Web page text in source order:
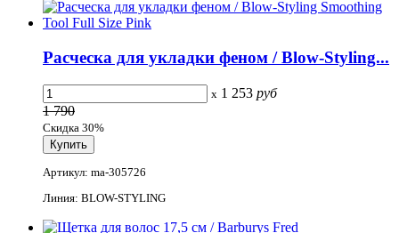
Расческа для укладки феном / Blow-Styling...
x 1 253 руб
1 790
Скидка 30%
Артикул: ma-305726
Линия: BLOW-STYLING